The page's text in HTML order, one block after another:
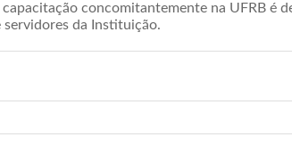
concomitantemente na UFRB é
servidores da Instituição.